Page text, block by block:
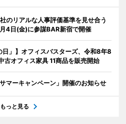
のリアルな人事評価基準を見せ合う
4日(金)に参謀BAR新宿で開催
日」】オフィスバスターズ、令和8年8
古オフィス家具 11商品を販売開始
マーキャンペーン」開催のお知らせ
もっと見る